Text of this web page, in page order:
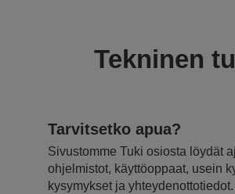
Tekninen
Tarvitsetko apua?
Sivustomme Tuki osiosta löydät
ohjelmistot, käyttöoppaat, usein
kysymykset ja yhteydenottotiedot.